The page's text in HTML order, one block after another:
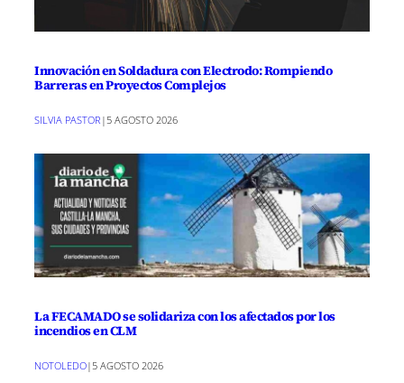
Innovación en Soldadura con Electrodo: Rompiendo
Barreras en Proyectos Complejos
SILVIA PASTOR | 5 AGOSTO 2026
La FECAMADO se solidariza con los afectados por los
incendios en CLM
NOTOLEDO| 5 AGOSTO 2026